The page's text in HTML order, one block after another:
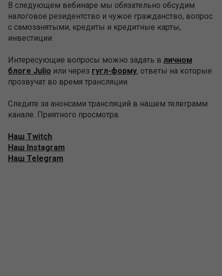
В следующем вебинаре мы обязательно обсудим
налоговое резидентство и чужое гражданство, вопрос
с самозанятыми, кредиты и кредитные карты,
инвестиции.
Интересующие вопросы можно задать в личном
блоге Julio или через гугл-форму, ответы на которые
прозвучат во время трансляции.
Следите за анонсами трансляций в нашем телеграмм
канале. Приятного просмотра.
Наш Twitch
Наш Instagram
Наш Telegram